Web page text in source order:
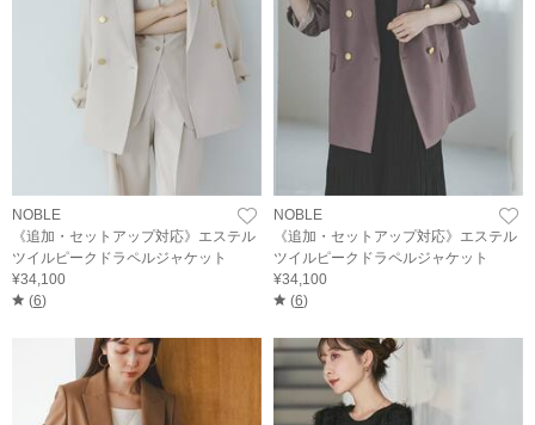
NOBLE
《追加・セットアップ対応》エステル
ツイルピークドラペルジャケット
¥34,100
(6)
NOBLE
《追加・セットアップ対応》エステル
ツイルピークドラペルジャケット
¥34,100
(6)